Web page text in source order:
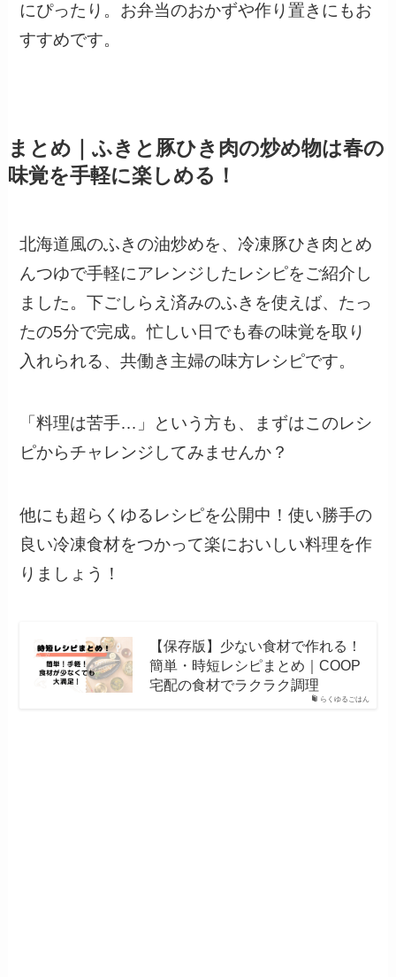
にぴったり。お弁当のおかずや作り置きにもお
すすめです。
まとめ｜ふきと豚ひき肉の炒め物は春の
味覚を手軽に楽しめる！
北海道風のふきの油炒めを、冷凍豚ひき肉とめ
んつゆで手軽にアレンジしたレシピをご紹介し
ました。下ごしらえ済みのふきを使えば、たっ
たの5分で完成。忙しい日でも春の味覚を取り
入れられる、共働き主婦の味方レシピです。
「料理は苦手…」という方も、まずはこのレシ
ピからチャレンジしてみませんか？
他にも超らくゆるレシピを公開中！使い勝手の
良い冷凍食材をつかって楽においしい料理を作
りましょう！
らくゆるごはん
【保存版】少ない食材で作れる！
簡単・時短レシピまとめ｜COOP
宅配の食材でラクラク調理